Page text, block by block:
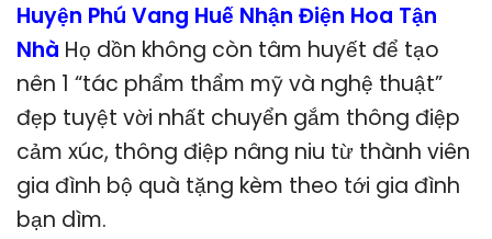
Huyện Phú Vang Huế Nhận Điện Hoa Tận
Nhà Họ dồn không còn tâm huyết để tạo
nên 1 “tác phẩm thẩm mỹ và nghệ thuật”
đẹp tuyệt vời nhất chuyển gắm thông điệp
cảm xúc, thông điệp nâng niu từ thành viên
gia đình bộ quà tặng kèm theo tới gia đình
bạn dìm.